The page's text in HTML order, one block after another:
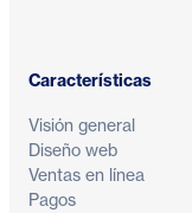
Características
Visión general
Diseño web
Ventas en línea
Pagos